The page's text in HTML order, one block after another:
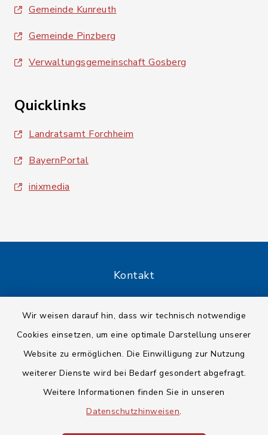
Wir weisen darauf hin, dass wir technisch notwendige
Cookies einsetzen, um eine optimale Darstellung unserer
Website zu ermöglichen. Die Einwilligung zur Nutzung
weiterer Dienste wird bei Bedarf gesondert abgefragt.
Weitere Informationen finden Sie in unseren
Datenschutzhinweisen.
Gemeinde Kunreuth
Gemeinde Pinzberg
Verwaltungsgemeinschaft Gosberg
Quicklinks
Landratsamt Forchheim
BayernPortal
inixmedia
Kontakt
Datenschutz
Impressum
Sitemap
Cookie-Einstellungen